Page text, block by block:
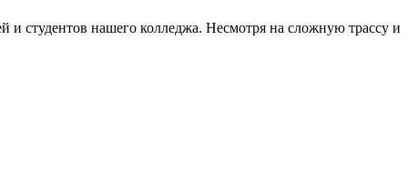
студентов нашего колледжа. Несмотря на сложную трассу и